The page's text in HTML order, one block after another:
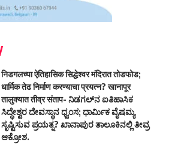
निडगलच्या ऐतिहासिक सिद्धेश्वर मंदिरात तोडफोड;
धार्मिक तेढ निर्माण करण्याचा प्रयत्न? खानापूर
तालुक्यात तीव्र संताप- ನಿಡಗಲ್‌ನ ಐತಿಹಾಸಿಕ
ಸಿದ್ಧೇಶ್ವರ ದೇವಸ್ಥಾನ ಧ್ವಂಸ; ಧಾರ್ಮಿಕ ವೈಷಮ್ಯ
ಸೃಷ್ಟಿಸುವ ಪ್ರಯತ್ನ? ಖಾನಾಪುರ ತಾಲೂಕಿನಲ್ಲಿ ತೀವ್ರ
ಆಕ್ರೋಶ.